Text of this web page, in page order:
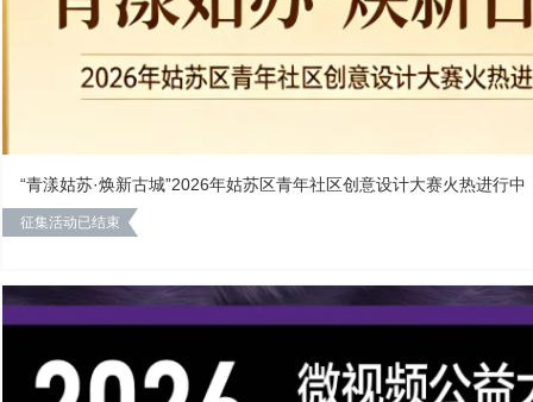
“青漾姑苏·焕新古城”2026年姑苏区青年社区创意设计大赛火热进行中
征集活动已结束